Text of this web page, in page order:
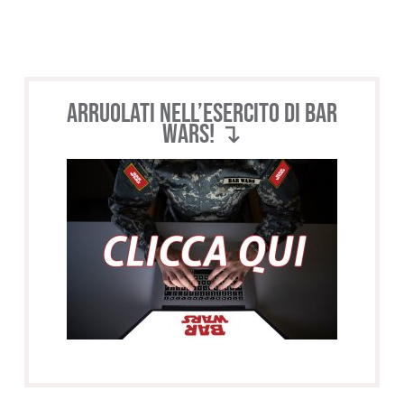
Arruolati nell’esercito di BAR
WARS! ↴